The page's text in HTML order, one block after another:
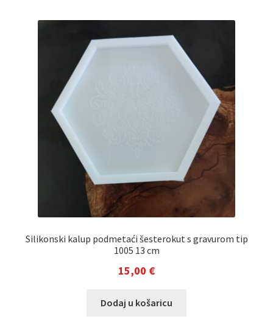
Silikonski kalup podmetaći šesterokut s gravurom tip
1005 13 cm
15,00 €
Dodaj u košaricu